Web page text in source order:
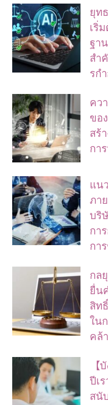
ยุท
เริ่
ฐา
สำ
รก
คว
ขอ
สร้
กา
แน
ภา
บริ
กา
กา
กล
ยื่น
สิท
ใน
คล้
ปีเ
สนั